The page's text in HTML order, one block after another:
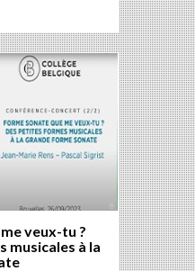
veux-tu ?
musicales à la